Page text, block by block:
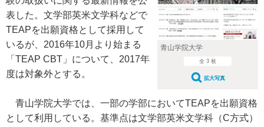
青山学院大学
全 3 枚
拡大写真
表した。文学部英米文学科などで
TEAPを出願資格として採用して
いるが、2016年10月より始まる
「TEAP CBT」について、2017年
度は対象外とする。
青山学院大学では、一部の学部においてTEAPを出願資格
として利用している。基準点は文学部英米文学科（C方式）